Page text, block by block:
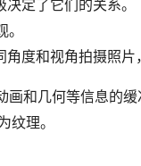
定了它们的关系。
度和视角拍摄照片
画和几何等信息的
纹理。